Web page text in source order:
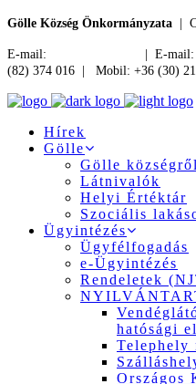
Gölle Község Önkormányzata |
E-mail: | E-mail:
(82) 374 016 | Mobil: +36 (30)
Hírek
Gölle
Gölle községről
Látnivalók
Helyi Értéktár
Szociális
Ügyintézés
Ügyfélfogadás
e-Ügyintézés
Rendeletek
hatósági
Telephely
Országos